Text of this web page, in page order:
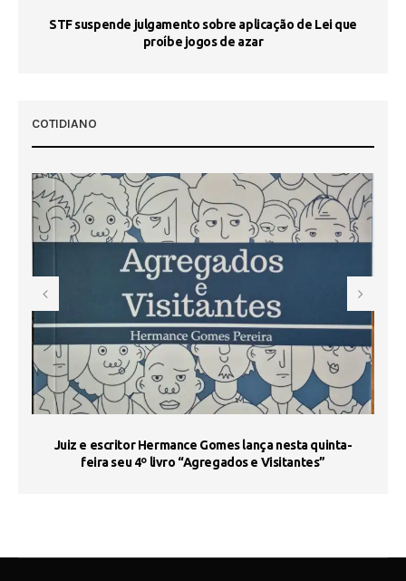
STF suspende julgamento sobre aplicação de Lei que
proíbe jogos de azar
COTIDIANO
Juiz e escritor Hermance Gomes lança nesta quinta-
feira seu 4º livro “Agregados e Visitantes”